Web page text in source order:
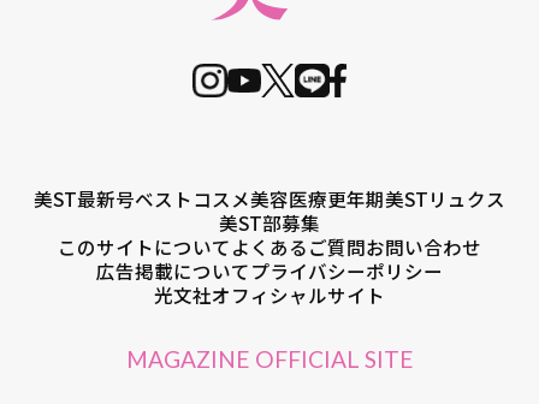
美ST最新号ベストコスメ美容医療更年期美STリュクス
美ST部募集
このサイトについてよくあるご質問お問い合わせ
広告掲載についてプライバシーポリシー
光文社オフィシャルサイト
MAGAZINE OFFICIAL SITE